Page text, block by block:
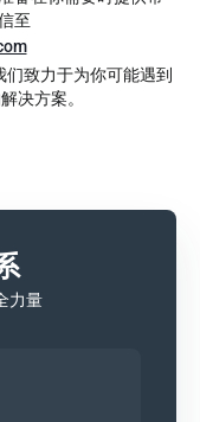
至
致力于为你可能遇到
决方案。
力量